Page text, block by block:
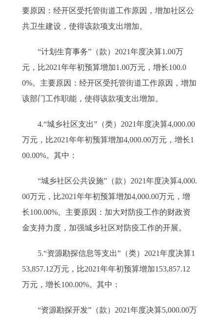
要原因：经开区受托管街道工作原因，增加社区公
共卫生建设，使得该款项支出增加。
“计划生育事务”（款）2021年度决算1.00万
元，比2021年年初预算增加1.00万元，增长100.0
0%。主要原因：经开区受托管街道工作原因，增加
该部门工作职能，使得该款项支出增加。
4.“城乡社区支出”（类）2021年度决算4,000.00
万元，比2021年年初预算增加4,000.00万元，增长1
00.00%。其中：
“城乡社区公共设施”（款）2021年度决算4,000.
00万元，比2021年年初预算增加4,000.00万元，增
长100.00%。主要原因：加大对防疫工作的财政资
金支持力度，加强城乡社区对防疫工作的开展。
5.“资源勘探信息等支出”（类）2021年度决算1
53,857.12万元，比2021年年初预算增加153,857.12
万元，增长100.00%。其中：
“资源勘探开发”（款）2021年度决算5,000.00万